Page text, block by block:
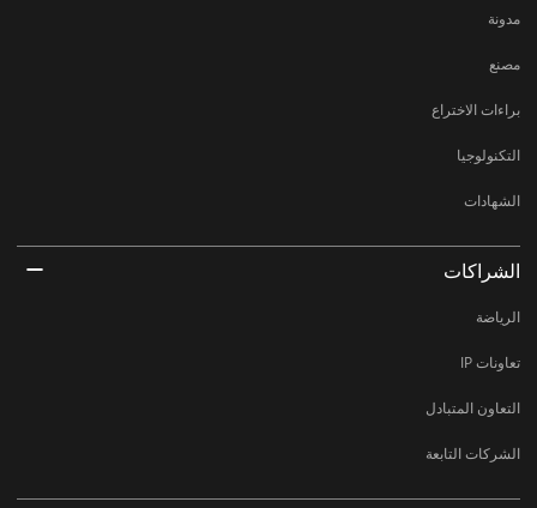
مدونة
مصنع
براءات الاختراع
التكنولوجيا
الشهادات
الشراكات
الرياضة
تعاونات IP
التعاون المتبادل
الشركات التابعة